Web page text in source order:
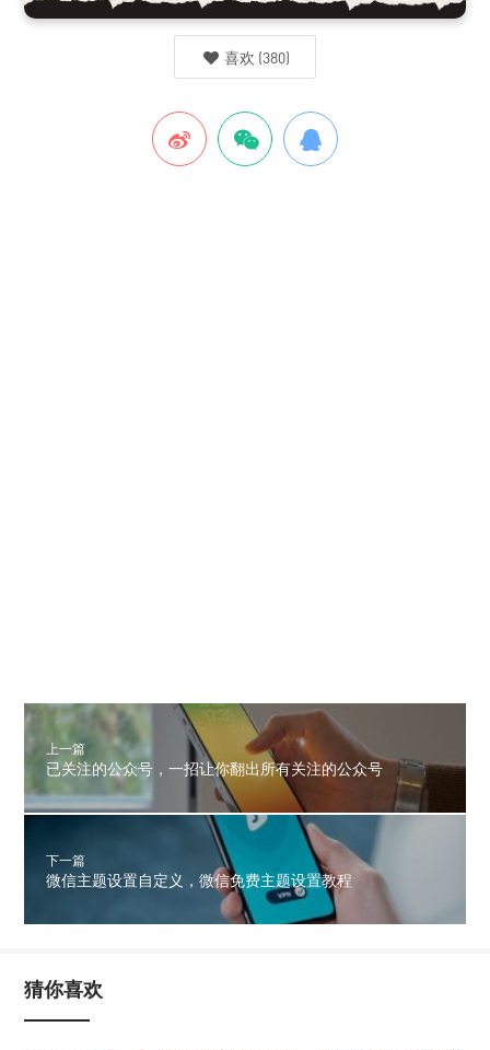
喜欢 (380)
上一篇
已关注的公众号，一招让你翻出所有关注的公众号
下一篇
微信主题设置自定义，微信免费主题设置教程
猜你喜欢